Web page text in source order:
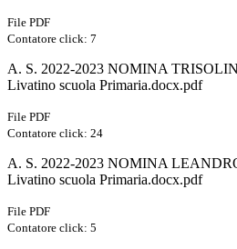
File PDF
Contatore click: 7
A. S. 2022-2023 NOMINA
Livatino scuola Primaria.docx.pdf
File PDF
Contatore click: 24
A. S. 2022-2023 NOMINA
Livatino scuola Primaria.docx.pdf
File PDF
Contatore click: 5